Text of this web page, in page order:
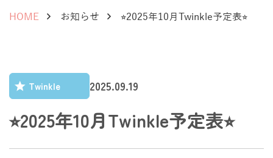
HOME お知らせ ⭐︎2025年10月Twinkle予定表⭐︎
Twinkle 2025.09.19
⭐︎2025年10月Twinkle予定表⭐︎